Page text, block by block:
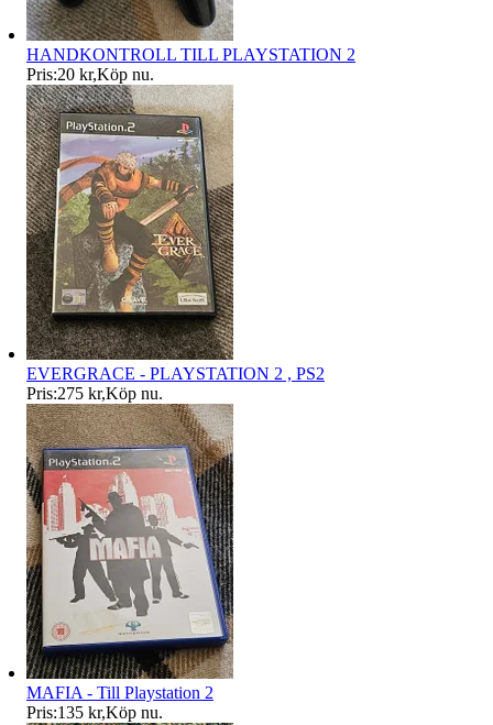
HANDKONTROLL TILL PLAYSTATION 2
Pris:20 kr,Köp nu.
EVERGRACE - PLAYSTATION 2 , PS2
Pris:275 kr,Köp nu.
MAFIA - Till Playstation 2
Pris:135 kr,Köp nu.